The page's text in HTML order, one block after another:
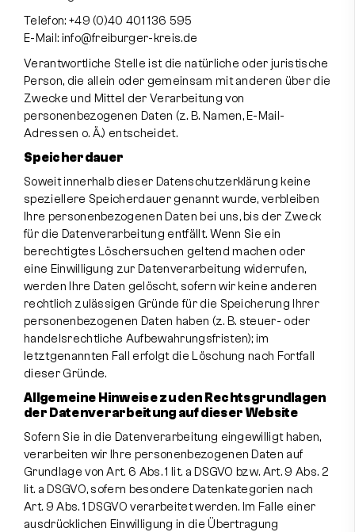
Telefon: +49 (0)40 401 136 595
E-Mail: info@freiburger-kreis.de
Verantwortliche Stelle ist die natürliche oder juristische
Person, die allein oder gemeinsam mit anderen über die
Zwecke und Mittel der Verarbeitung von
personenbezogenen Daten (z. B. Namen, E-Mail-
Adressen o. Ä.) entscheidet.
Speicherdauer
Soweit innerhalb dieser Datenschutzerklärung keine
speziellere Speicherdauer genannt wurde, verbleiben
Ihre personenbezogenen Daten bei uns, bis der Zweck
für die Datenverarbeitung entfällt. Wenn Sie ein
berechtigtes Löschersuchen geltend machen oder
eine Einwilligung zur Datenverarbeitung widerrufen,
werden Ihre Daten gelöscht, sofern wir keine anderen
rechtlich zulässigen Gründe für die Speicherung Ihrer
personenbezogenen Daten haben (z. B. steuer- oder
handelsrechtliche Aufbewahrungsfristen); im
letztgenannten Fall erfolgt die Löschung nach Fortfall
dieser Gründe.
Allgemeine Hinweise zu den Rechtsgrundlagen
der Datenverarbeitung auf dieser Website
Sofern Sie in die Datenverarbeitung eingewilligt haben,
verarbeiten wir Ihre personenbezogenen Daten auf
Grundlage von Art. 6 Abs. 1 lit. a DSGVO bzw. Art. 9 Abs. 2
lit. a DSGVO, sofern besondere Datenkategorien nach
Art. 9 Abs. 1 DSGVO verarbeitet werden. Im Falle einer
ausdrücklichen Einwilligung in die Übertragung